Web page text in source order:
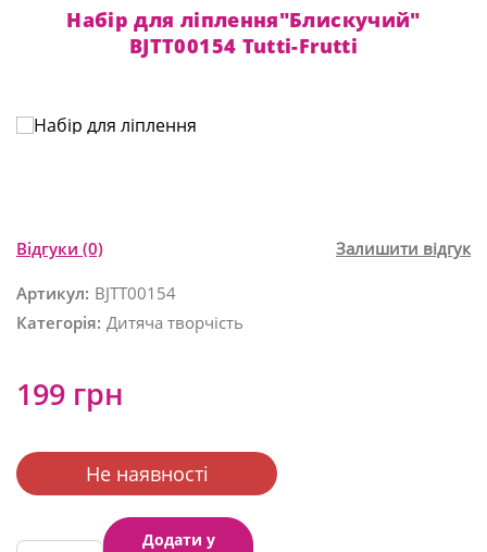
Набір для ліплення"Блискучий"
BJTT00154 Tutti-Frutti
Відгуки (0) Залишити відгук
Артикул: BJTT00154
Категорія: Дитяча творчість
199 грн
Не наявності
Додати у